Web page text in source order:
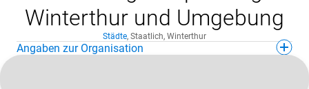
Winterthur und Umgebung
Städte, Staatlich, Winterthur
Angaben zur Organisation